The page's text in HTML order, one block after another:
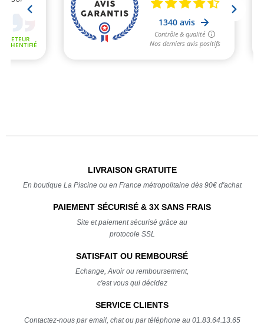
LIVRAISON GRATUITE
En boutique La Piscine ou en France métropolitaine dès 90€ d'achat
PAIEMENT SÉCURISÉ & 3X SANS FRAIS
Site et paiement sécurisé grâce au
protocole SSL
SATISFAIT OU REMBOURSÉ
Echange, Avoir ou remboursement,
c'est vous qui décidez
SERVICE CLIENTS
Contactez-nous par email, chat ou par téléphone au 01.83.64.13.65